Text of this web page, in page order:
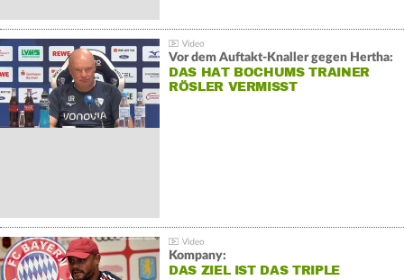
Vor dem Auftakt-Knaller gegen Hertha:
DAS HAT BOCHUMS TRAINER
RÖSLER VERMISST
Kompany:
DAS ZIEL IST DAS TRIPLE